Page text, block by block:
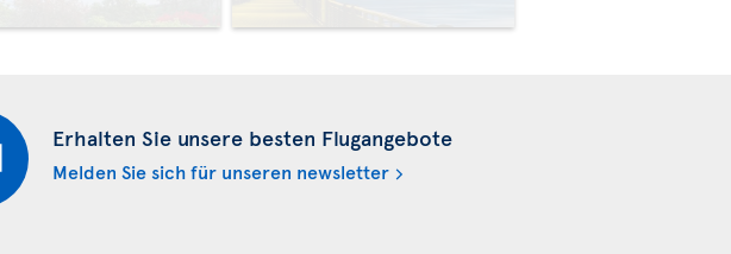
Erhalten Sie unsere besten Flugangebote
Melden Sie sich für unseren newsletter